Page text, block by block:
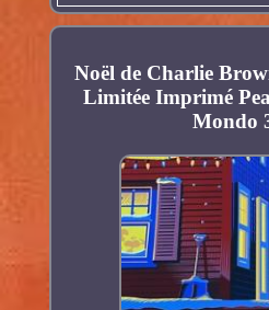
Noël de Charlie
Limitée Imprimé
Mondo